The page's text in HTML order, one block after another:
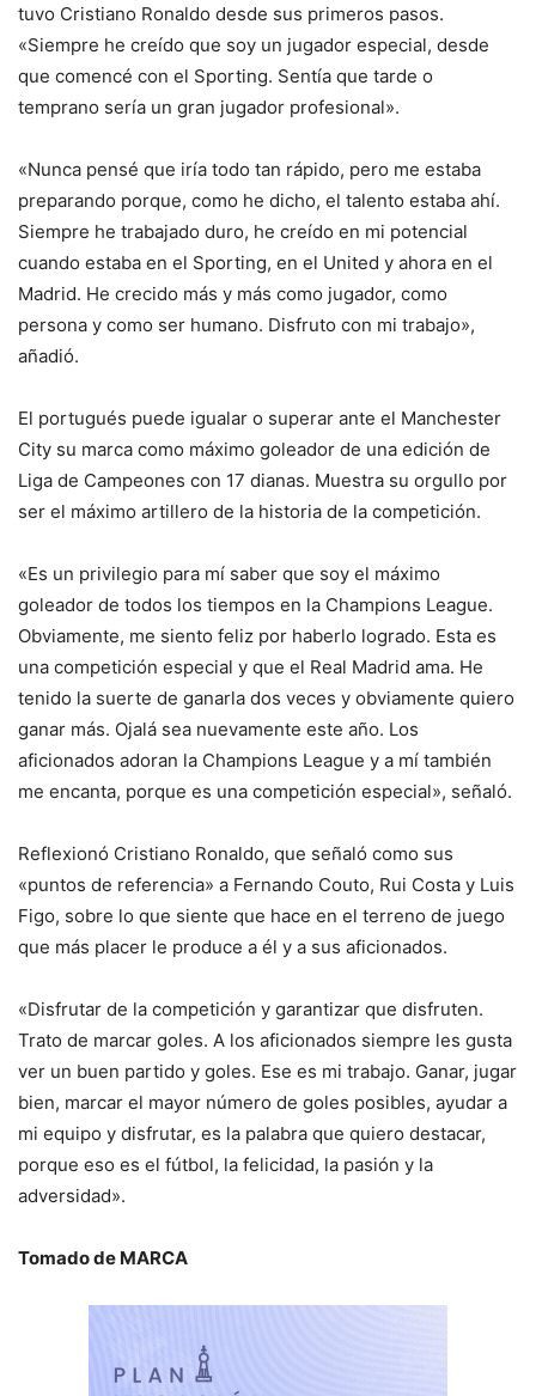
tuvo Cristiano Ronaldo desde sus primeros pasos.
«Siempre he creído que soy un jugador especial, desde
que comencé con el Sporting. Sentía que tarde o
temprano sería un gran jugador profesional».
«Nunca pensé que iría todo tan rápido, pero me estaba
preparando porque, como he dicho, el talento estaba ahí.
Siempre he trabajado duro, he creído en mi potencial
cuando estaba en el Sporting, en el United y ahora en el
Madrid. He crecido más y más como jugador, como
persona y como ser humano. Disfruto con mi trabajo»,
añadió.
El portugués puede igualar o superar ante el Manchester
City su marca como máximo goleador de una edición de
Liga de Campeones con 17 dianas. Muestra su orgullo por
ser el máximo artillero de la historia de la competición.
«Es un privilegio para mí saber que soy el máximo
goleador de todos los tiempos en la Champions League.
Obviamente, me siento feliz por haberlo logrado. Esta es
una competición especial y que el Real Madrid ama. He
tenido la suerte de ganarla dos veces y obviamente quiero
ganar más. Ojalá sea nuevamente este año. Los
aficionados adoran la Champions League y a mí también
me encanta, porque es una competición especial», señaló.
Reflexionó Cristiano Ronaldo, que señaló como sus
«puntos de referencia» a Fernando Couto, Rui Costa y Luis
Figo, sobre lo que siente que hace en el terreno de juego
que más placer le produce a él y a sus aficionados.
«Disfrutar de la competición y garantizar que disfruten.
Trato de marcar goles. A los aficionados siempre les gusta
ver un buen partido y goles. Ese es mi trabajo. Ganar, jugar
bien, marcar el mayor número de goles posibles, ayudar a
mi equipo y disfrutar, es la palabra que quiero destacar,
porque eso es el fútbol, la felicidad, la pasión y la
adversidad».
Tomado de MARCA